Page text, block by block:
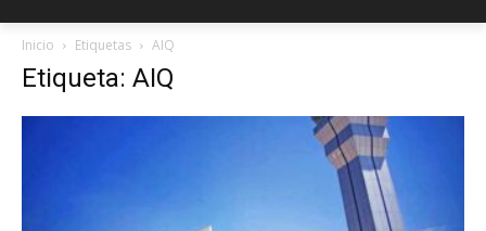
Inicio Etiquetas AIQ
Etiqueta: AIQ